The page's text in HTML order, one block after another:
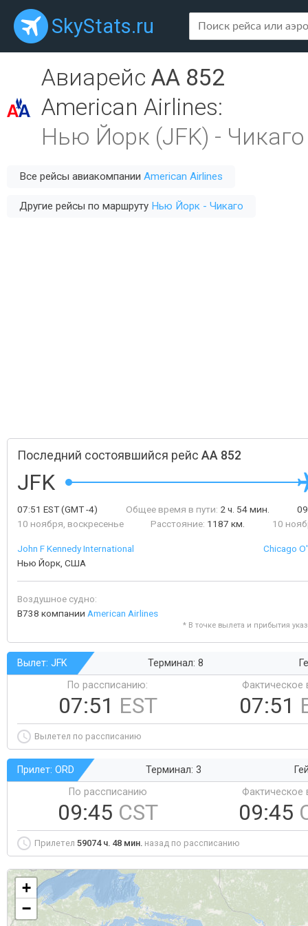
SkyStats.ru
Авиарейс AA 852
American Airlines:
Нью Йорк (JFK) - Чикаго
Все рейсы авиакомпании American Airlines
Другие рейсы по маршруту Нью Йорк - Чикаго
Последний состоявшийся рейс AA 852
JFK
07:51 EST(GMT -4)
10 ноября, воскресенье
Общее время в пути: 2 ч. 54 мин.
Расстояние: 1187 км.
10
John F Kennedy International
Нью Йорк, США
Chicago
Воздушное судно:
B738 компании American Airlines
* В точке вылета и прибытия
Вылет: JFK Терминал: 8
По рассписанию:
07:51 EST
Фактическое
07:51
Вылетел по рассписанию
Прилет: ORD Терминал: 3
По рассписанию
09:45 CST
Фактическое
09:45
Прилетел 59074 ч. 48 мин. назад по рассписанию
+
−